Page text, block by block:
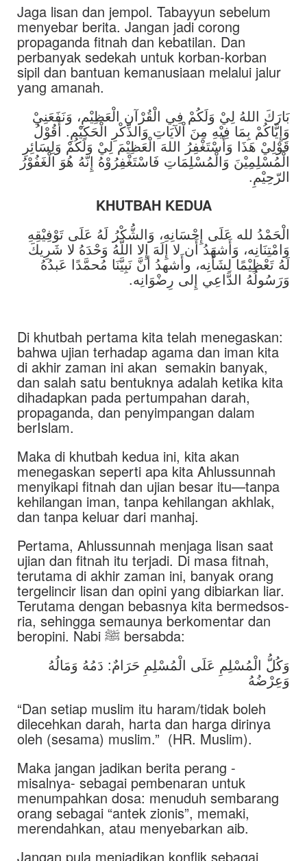
Jaga lisan dan jempol. Tabayyun sebelum
menyebar berita. Jangan jadi corong
propaganda fitnah dan kebatilan. Dan
perbanyak sedekah untuk korban-korban
sipil dan bantuan kemanusiaan melalui jalur
yang amanah.
بَارَكَ اللهُ لِيْ وَلَكُمْ فِي الْقُرْآنِ الْعَظِيْمِ، وَنَفَعَنِيْ
وَإِيَّاكُمْ بِمَا فِيْهِ مِنَ اْلآيَاتِ وَالذِّكْرِ الْحَكِيْمِ. أَقُوْلُ
قَوْلِيْ هَذَا وَأَسْتَغْفِرُ اللهَ الْعَظِيْمَ لِيْ وَلَكُمْ وَلِسَائِرِ
الْمُسْلِمِيْنَ وَالْمُسْلِمَاتِ فَاسْتَغْفِرُوْهُ إِنّهُ هُوَ الْغَفُوْرُ
الرّحِيْمِ.
KHUTBAH KEDUA
الْحَمْدُ لله عَلَى إِحْسَانِهِ، وَالشُّكْرُ لَهُ عَلَى تَوْفِيْقِهِ
وَامْتِنَانِه، وَأَشهَدُ أَن لا إِلَهَ إِلا اللَّهُ وَحْدَهُ لا شَرِيكَ
لَهُ تَعْظِيْمًا لِشَأْنِه، وأَشهدُ أنَّ نَبِيَّنَا مُحمَّدًا عَبدُهُ
وَرَسُولُهُ الدَّاعِي إِلى رِضْوَانِه.
Di khutbah pertama kita telah menegaskan:
bahwa ujian terhadap agama dan iman kita
di akhir zaman ini akan semakin banyak,
dan salah satu bentuknya adalah ketika kita
dihadapkan pada pertumpahan darah,
propaganda, dan penyimpangan dalam
berIslam.
Maka di khutbah kedua ini, kita akan
menegaskan seperti apa kita Ahlussunnah
menyikapi fitnah dan ujian besar itu—tanpa
kehilangan iman, tanpa kehilangan akhlak,
dan tanpa keluar dari manhaj.
Pertama, Ahlussunnah menjaga lisan saat
ujian dan fitnah itu terjadi. Di masa fitnah,
terutama di akhir zaman ini, banyak orang
tergelincir lisan dan opini yang dibiarkan liar.
Terutama dengan bebasnya kita bermedsos-
ria, sehingga semaunya berkomentar dan
beropini. Nabi ﷺ bersabda:
وَكُلُّ الْمُسْلِمِ عَلَى الْمُسْلِمِ حَرَامٌ: دَمُهُ وَمَالُهُ
وَعِرْضُهُ
“Dan setiap muslim itu haram/tidak boleh
dilecehkan darah, harta dan harga dirinya
oleh (sesama) muslim.” (HR. Muslim).
Maka jangan jadikan berita perang -
misalnya- sebagai pembenaran untuk
menumpahkan dosa: menuduh sembarang
orang sebagai “antek zionis”, memaki,
merendahkan, atau menyebarkan aib.
Jangan pula menjadikan konflik sebagai